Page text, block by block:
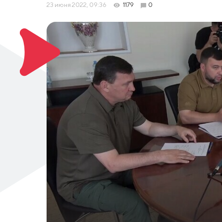
23 июня 2022, 09:36 1179 0